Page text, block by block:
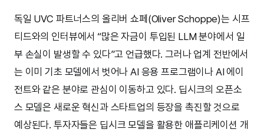
독일 UVC 파트너스의 올리버 쇼페(Oliver Schoppe)는 시프
티드와의 인터뷰에서 “많은 자금이 투입된 LLM 분야에서 일
부 손실이 발생할 수 있다”고 언급했다. 그러나 업계 전반에서
는 이미 기초 모델에서 벗어나 AI 응용 프로그램이나 AI 에이
전트와 같은 분야로 관심이 이동하고 있다. 딥시크의 오픈소
스 모델은 새로운 혁신과 스타트업의 등장을 촉진할 것으로
예상된다. 투자자들은 딥시크 모델을 활용한 애플리케이션 개